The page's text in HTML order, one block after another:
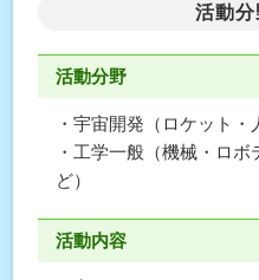
活動分
活動分野
・宇宙開発（ロケット・
・工学一般（機械・ロ
ど）
活動内容